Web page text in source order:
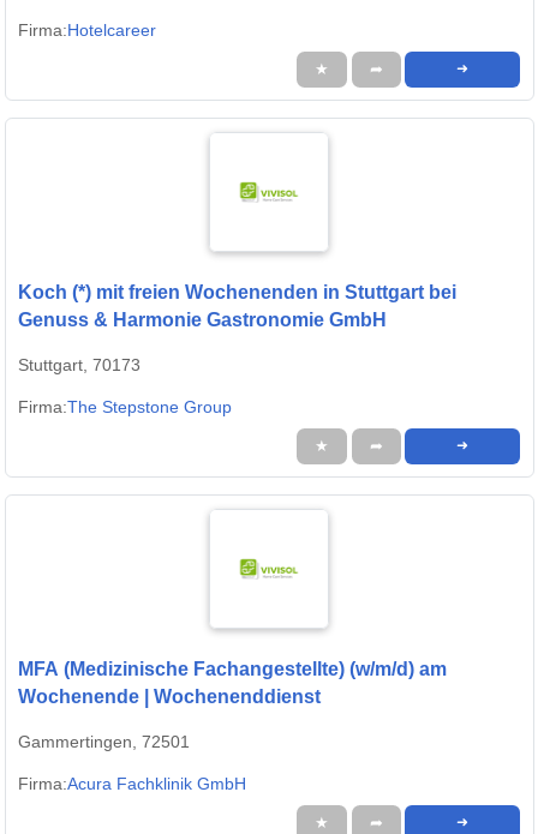
Firma:Hotelcareer
★ ➦ ➜
Koch (*) mit freien Wochenenden in Stuttgart bei
Genuss & Harmonie Gastronomie GmbH
Stuttgart, 70173
Firma:The Stepstone Group
★ ➦ ➜
MFA (Medizinische Fachangestellte) (w/m/d) am
Wochenende | Wochenenddienst
Gammertingen, 72501
Firma:Acura Fachklinik GmbH
★ ➦ ➜